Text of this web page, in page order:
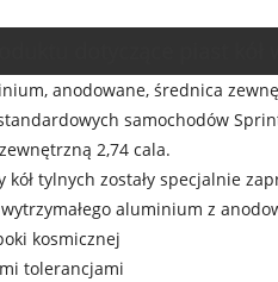
anodowane, średnica
samochodów
2,74 cala.
kół tylnych zostały specjalnie
wytrzymałego aluminium z
kosmicznej
tolerancjami